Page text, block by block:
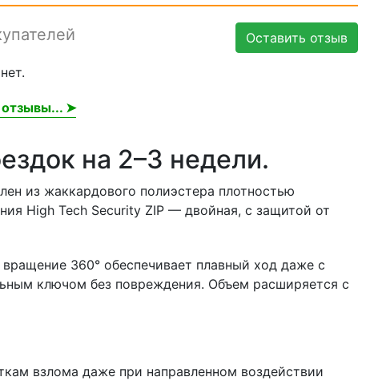
Оставить отзыв
отзывы... ➤
на 2–3 недели.
из жаккардового полиэстера плотностью
High Tech Security ZIP — двойная, с защитой от
360° обеспечивает плавный ход даже с
ключом без повреждения. Объем расширяется с
взлома даже при направленном воздействии